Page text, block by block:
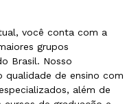
você conta com a
grupos
Brasil. Nosso
qualidade de ensino com
além de